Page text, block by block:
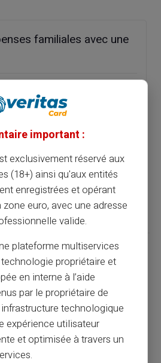
familiales avec une
cartes prépayées dans
les paiements sans contact
Article suivant
important :
exclusivement réservé aux
(18+) ainsi qu'aux entités
enregistrées et opérant
euro, avec une adresse
valide.
plateforme multiservices
propriétaire et
en interne à l’aide
par le propriétaire de
technologique
expérience utilisateur
et optimisée à travers un